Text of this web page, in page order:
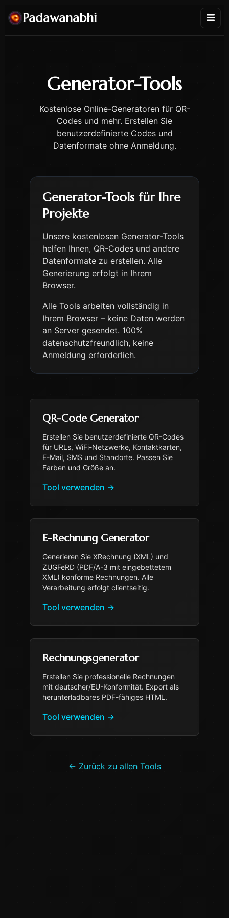
Padawanabhi
Generator-Tools
Kostenlose Online-Generatoren für QR-
Codes und mehr. Erstellen Sie
benutzerdefinierte Codes und
Datenformate ohne Anmeldung.
Generator-Tools für Ihre
Projekte
Unsere kostenlosen Generator-Tools
helfen Ihnen, QR-Codes und andere
Datenformate zu erstellen. Alle
Generierung erfolgt in Ihrem
Browser.
Alle Tools arbeiten vollständig in
Ihrem Browser – keine Daten werden
an Server gesendet. 100%
datenschutzfreundlich, keine
Anmeldung erforderlich.
QR-Code Generator
Erstellen Sie benutzerdefinierte QR-Codes
für URLs, WiFi-Netzwerke, Kontaktkarten,
E-Mail, SMS und Standorte. Passen Sie
Farben und Größe an.
Tool verwenden →
E-Rechnung Generator
Generieren Sie XRechnung (XML) und
ZUGFeRD (PDF/A-3 mit eingebettetem
XML) konforme Rechnungen. Alle
Verarbeitung erfolgt clientseitig.
Tool verwenden →
Rechnungsgenerator
Erstellen Sie professionelle Rechnungen
mit deutscher/EU-Konformität. Export als
herunterladbares PDF-fähiges HTML.
Tool verwenden →
← Zurück zu allen Tools